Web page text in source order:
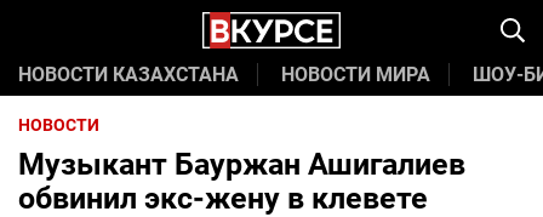
НОВОСТИ КАЗАХСТАНА НОВОСТИ МИРА ШОУ-
НОВОСТИ
Музыкант Бауржан Ашигалиев
обвинил экс-жену в клевете